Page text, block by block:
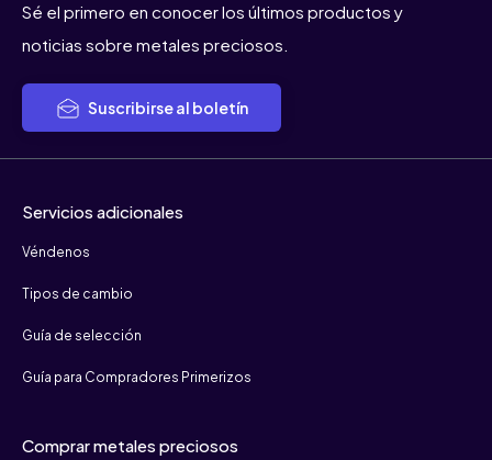
Sé el primero en conocer los últimos productos y
noticias sobre metales preciosos.
Suscribirse al boletín
Servicios adicionales
Véndenos
Tipos de cambio
Guía de selección
Guía para Compradores Primerizos
Comprar metales preciosos